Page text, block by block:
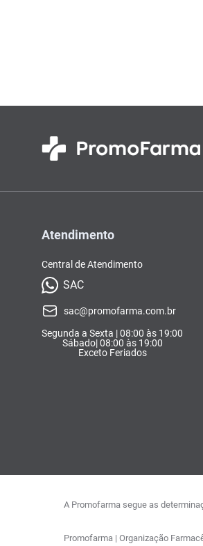
Atendimento
Central de Atendimento
SAC
sac@promofarma.com.br
Segunda a Sexta | 08:00 às 19:00
Sábado| 08:00 às 19:00
Exceto Feriados
A Promofarma segue as
Promofarma | Organização